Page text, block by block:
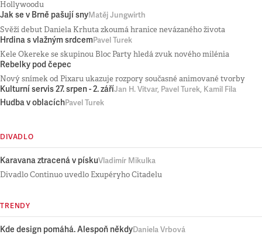
Hollywoodu
Jak se v Brně pašují snyMatěj Jungwirth
Svěží debut Daniela Krhuta zkoumá hranice nevázaného života
Hrdina s vlažným srdcemPavel Turek
Kele Okereke se skupinou Bloc Party hledá zvuk nového milénia
Rebelky pod čepec
Nový snímek od Pixaru ukazuje rozpory současné animované tvorby
Kulturní servis 27. srpen - 2. záříJan H. Vitvar, Pavel Turek, Kamil Fila
Hudba v oblacíchPavel Turek
DIVADLO
Karavana ztracená v pískuVladimír Mikulka
Divadlo Continuo uvedlo Exupéryho Citadelu
TRENDY
Kde design pomáhá. Alespoň někdyDaniela Vrbová